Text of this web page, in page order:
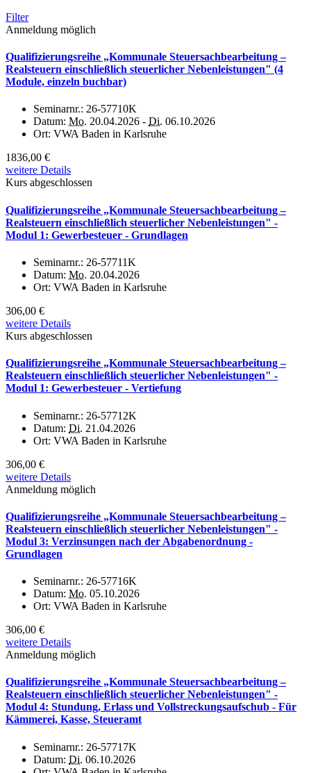
Filter
Anmeldung möglich
Qualifizierungsreihe „Kommunale Steuersachbearbeitung –
Realsteuern einschließlich steuerlicher Nebenleistungen" (4
Module, einzeln buchbar)
Seminarnr.: 26-57710K
Datum: Mo. 20.04.2026 - Di. 06.10.2026
Ort: VWA Baden in Karlsruhe
1836,00 €
weitere Details
Kurs abgeschlossen
Qualifizierungsreihe „Kommunale Steuersachbearbeitung –
Realsteuern einschließlich steuerlicher Nebenleistungen" -
Modul 1: Gewerbesteuer - Grundlagen
Seminarnr.: 26-57711K
Datum: Mo. 20.04.2026
Ort: VWA Baden in Karlsruhe
306,00 €
weitere Details
Kurs abgeschlossen
Qualifizierungsreihe „Kommunale Steuersachbearbeitung –
Realsteuern einschließlich steuerlicher Nebenleistungen" -
Modul 1: Gewerbesteuer - Vertiefung
Seminarnr.: 26-57712K
Datum: Di. 21.04.2026
Ort: VWA Baden in Karlsruhe
306,00 €
weitere Details
Anmeldung möglich
Qualifizierungsreihe „Kommunale Steuersachbearbeitung –
Realsteuern einschließlich steuerlicher Nebenleistungen" -
Modul 3: Verzinsungen nach der Abgabenordnung -
Grundlagen
Seminarnr.: 26-57716K
Datum: Mo. 05.10.2026
Ort: VWA Baden in Karlsruhe
306,00 €
weitere Details
Anmeldung möglich
Qualifizierungsreihe „Kommunale Steuersachbearbeitung –
Realsteuern einschließlich steuerlicher Nebenleistungen" -
Modul 4: Stundung, Erlass und Vollstreckungsaufschub - Für
Kämmerei, Kasse, Steueramt
Seminarnr.: 26-57717K
Datum: Di. 06.10.2026